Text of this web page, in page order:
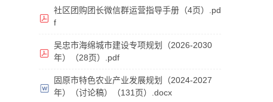
社区团购团长微信群运营指导手册（4页）.pd
f
吴忠市海绵城市建设专项规划（2026-2030
年）（28页）.pdf
固原市特色农业产业发展规划（2024-2027
年）（讨论稿）（131页）.docx